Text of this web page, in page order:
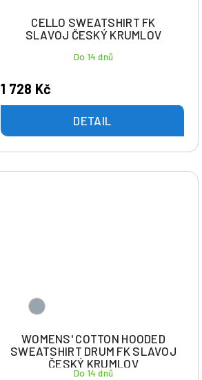
CELLO SWEATSHIRT FK
SLAVOJ ČESKÝ KRUMLOV
Do 14 dnů
1 728 Kč
DETAIL
WOMENS' COTTON HOODED
SWEATSHIRT DRUM FK SLAVOJ
ČESKÝ KRUMLOV
Do 14 dnů